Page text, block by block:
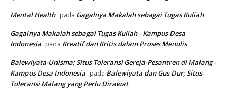
Mental Health pada Gagalnya Makalah sebagai Tugas Kuliah
Gagalnya Makalah sebagai Tugas Kuliah - Kampus Desa
Indonesia pada Kreatif dan Kritis dalam Proses Menulis
Balewiyata-Unisma; Situs Toleransi Gereja-Pesantren di Malang -
Kampus Desa Indonesia pada Balewiyata dan Gus Dur; Situs
Toleransi Malang yang Perlu Dirawat